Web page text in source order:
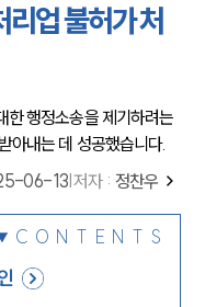
업 불허가 처
한 행정소송을 제기하려는
아내는 데 성공했습니다.
06-13 저자 : 정찬우
CONTENTS